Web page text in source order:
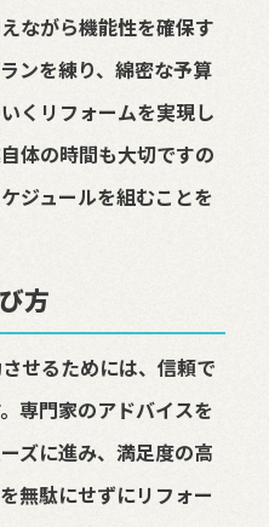
ながら機能性を確保す
ンを練り、綿密な予算
くリフォームを実現し
体の時間も大切ですの
ジュールを組むことを
方
せるためには、信頼で
専門家のアドバイスを
ズに進み、満足度の高
無駄にせずにリフォー